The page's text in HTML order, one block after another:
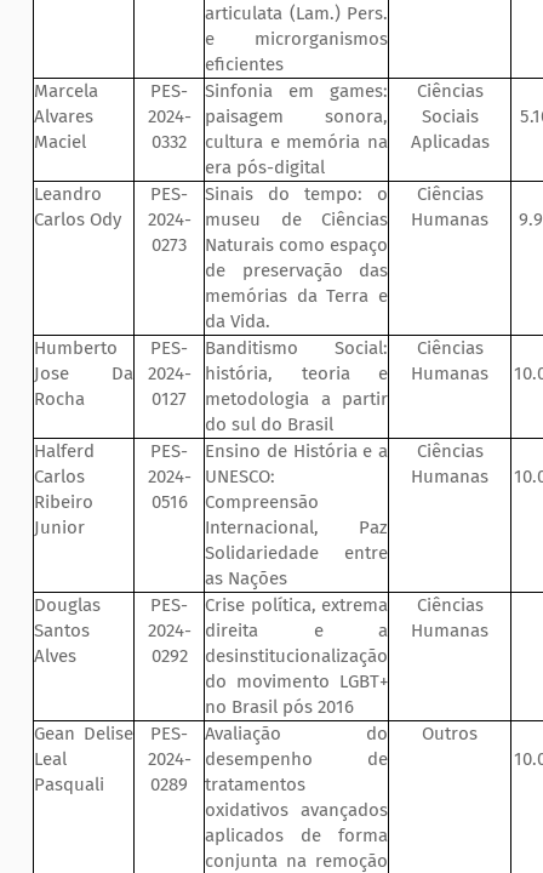
articulata (Lam.) Pers.
e microrganismos
eficientes
Marcela
Alvares
Maciel
PES-
2024-
0332
Sinfonia em games:
paisagem sonora,
cultura e memória na
era pós-digital
Ciências
Sociais
Aplicadas
Leandro
Carlos Ody
PES-
2024-
0273
Sinais do tempo: o
museu de Ciências
Naturais como espaço
de preservação das
memórias da Terra e
da Vida.
Ciências
Humanas
Humberto
Jose Da
Rocha
PES-
2024-
0127
Banditismo Social:
história, teoria e
metodologia a partir
do sul do Brasil
Ciências
Humanas
Halferd
Carlos
Ribeiro
Junior
PES-
2024-
0516
Ensino de História e a
UNESCO:
Compreensão
Internacional, Paz
Solidariedade entre
as Nações
Ciências
Humanas
Douglas
Santos
Alves
PES-
2024-
0292
Crise política, extrema
direita e a
desinstitucionalização
do movimento LGBT+
no Brasil pós 2016
Ciências
Humanas
Gean Delise
Leal
Pasquali
PES-
2024-
0289
Avaliação do
desempenho de
tratamentos
oxidativos avançados
aplicados de forma
conjunta na remoção
Outros